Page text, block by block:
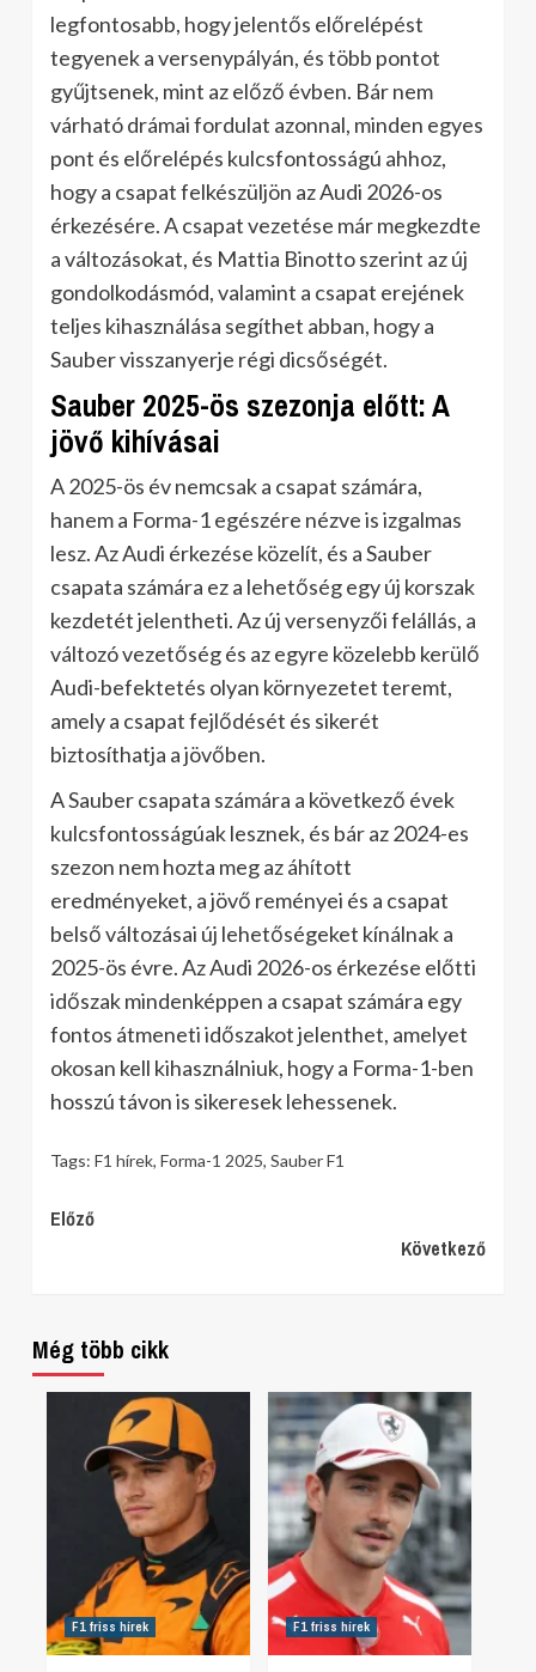
legfontosabb, hogy jelentős előrelépést
tegyenek a versenypályán, és több pontot
gyűjtsenek, mint az előző évben. Bár nem
várható drámai fordulat azonnal, minden egyes
pont és előrelépés kulcsfontosságú ahhoz,
hogy a csapat felkészüljön az Audi 2026-os
érkezésére. A csapat vezetése már megkezdte
a változásokat, és Mattia Binotto szerint az új
gondolkodásmód, valamint a csapat erejének
teljes kihasználása segíthet abban, hogy a
Sauber visszanyerje régi dicsőségét.
Sauber 2025-ös szezonja előtt: A
jövő kihívásai
A 2025-ös év nemcsak a csapat számára,
hanem a Forma-1 egészére nézve is izgalmas
lesz. Az Audi érkezése közelít, és a Sauber
csapata számára ez a lehetőség egy új korszak
kezdetét jelentheti. Az új versenyzői felállás, a
változó vezetőség és az egyre közelebb kerülő
Audi-befektetés olyan környezetet teremt,
amely a csapat fejlődését és sikerét
biztosíthatja a jövőben.
A Sauber csapata számára a következő évek
kulcsfontosságúak lesznek, és bár az 2024-es
szezon nem hozta meg az áhított
eredményeket, a jövő reményei és a csapat
belső változásai új lehetőségeket kínálnak a
2025-ös évre. Az Audi 2026-os érkezése előtti
időszak mindenképpen a csapat számára egy
fontos átmeneti időszakot jelenthet, amelyet
okosan kell kihasználniuk, hogy a Forma-1-ben
hosszú távon is sikeresek lehessenek.
Tags: F1 hírek, Forma-1 2025, Sauber F1
Continue
Előző
Következő
Még több cikk
F1 friss hírek F1 friss hírek